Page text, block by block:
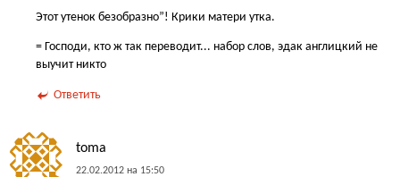
Этот утенок безобразно”! Крики матери утка.
= Господи, кто ж так переводит... набор слов, эдак англицкий не
выучит никто
Ответить
toma
22.02.2012 на 15:50